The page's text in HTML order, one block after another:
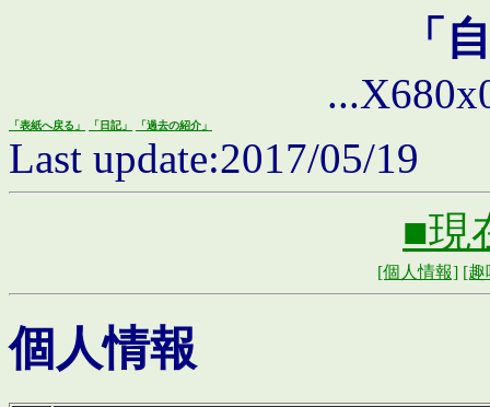
「
「表紙へ戻る」 「日記」 「過去の紹介」
Last update:2017/05/19
■現
[個人情報] [趣
個人情報